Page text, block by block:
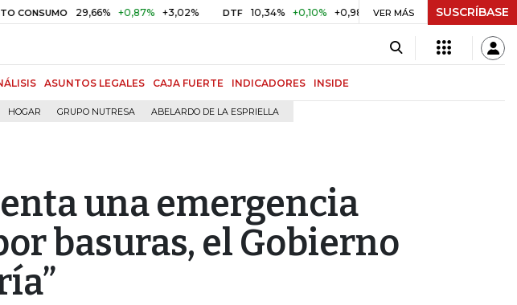
29,66% +0,87% +3,02% DTF 10,34% +0,10% +0,98% UVR $ 416,91 +$ 0,05 +0,01%
VER MÁS SUSCRÍBASE
ASUNTOS LEGALES CAJA FUERTE INDICADORES INSIDE
HOGAR GRUPO NUTRESA ABELARDO DE LA ESPRIELLA
una emergencia
basuras, el Gobierno